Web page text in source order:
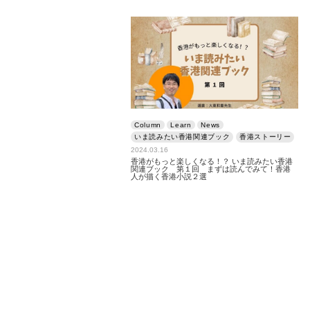
Column Learn
News
いま読みたい香港関連ブック
香港ストーリー
2024.03.16
香港がもっと楽しくなる！？ いま読みたい香港
関連ブック 第１回 まずは読んでみて！香港
人が描く香港小説２選